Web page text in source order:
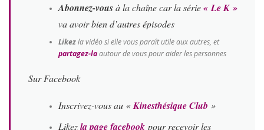
Abonnez-vousà la chaîne car la série« Le K »
va avoir bien d’autres épisodes
Likezla vidéo si elle vous paraît utile aux autres, et
partagez-laautour de vous pour aider les personnes
Sur Facebook
Inscrivez-vous au «Kinesthésique Club »
Likezla page facebookpour recevoir les